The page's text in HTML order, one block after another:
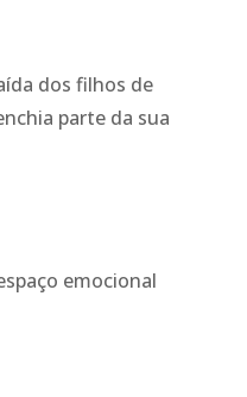
dos filhos de
parte da sua
emocional